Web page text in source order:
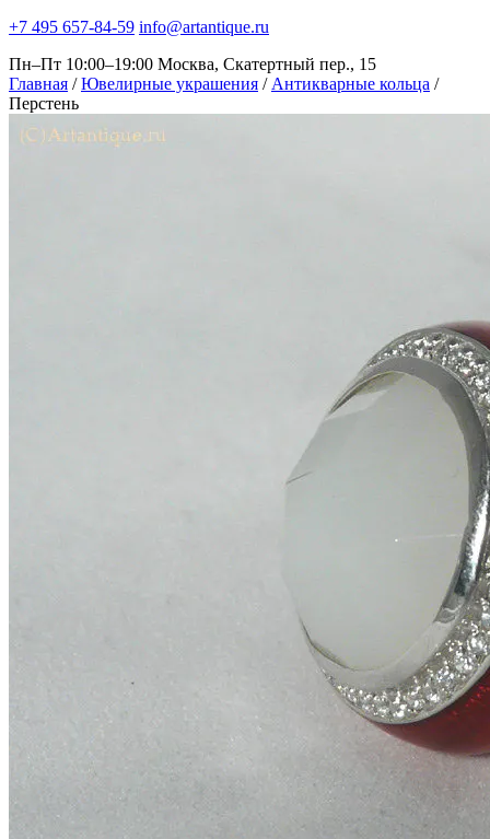
+7 495 657-84-59 info@artantique.ru
Пн–Пт 10:00–19:00 Москва, Скатертный пер., 15
Главная / Ювелирные украшения / Антикварные кольца /
Перстень